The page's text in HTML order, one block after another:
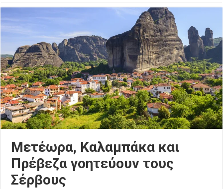
Μετέωρα, Καλαμπάκα και
Πρέβεζα γοητεύουν τους
Σέρβους